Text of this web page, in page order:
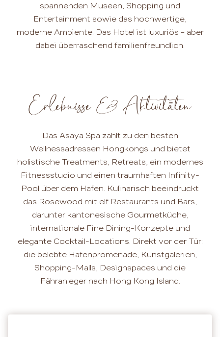
spannenden Museen, Shopping und
Entertainment sowie das hochwertige,
moderne Ambiente. Das Hotel ist luxuriös – aber
dabei überraschend familienfreundlich.
Erlebnisse & Aktivitäten
Das Asaya Spa zählt zu den besten
Wellnessadressen Hongkongs und bietet
holistische Treatments, Retreats, ein modernes
Fitnessstudio und einen traumhaften Infinity-
Pool über dem Hafen. Kulinarisch beeindruckt
das Rosewood mit elf Restaurants und Bars,
darunter kantonesische Gourmetküche,
internationale Fine Dining-Konzepte und
elegante Cocktail-Locations. Direkt vor der Tür:
die belebte Hafenpromenade, Kunstgalerien,
Shopping-Malls, Designspaces und die
Fähranleger nach Hong Kong Island.